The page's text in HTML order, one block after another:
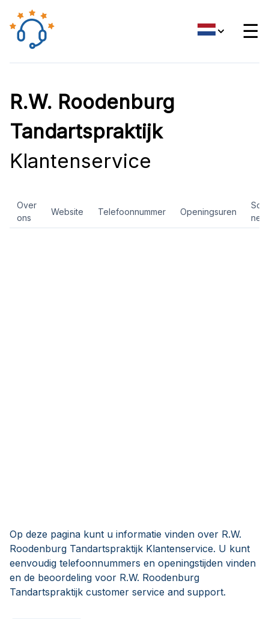
☰
R.W. Roodenburg
Tandartspraktijk
Klantenservice
Over
ons
Website Telefoonnummer Openingsuren
Op deze pagina kunt u informatie vinden over R.W.
Roodenburg Tandartspraktijk Klantenservice. U kunt
eenvoudig telefoonnummers en openingstijden vinden
en de beoordeling voor R.W. Roodenburg
Tandartspraktijk customer service and support.